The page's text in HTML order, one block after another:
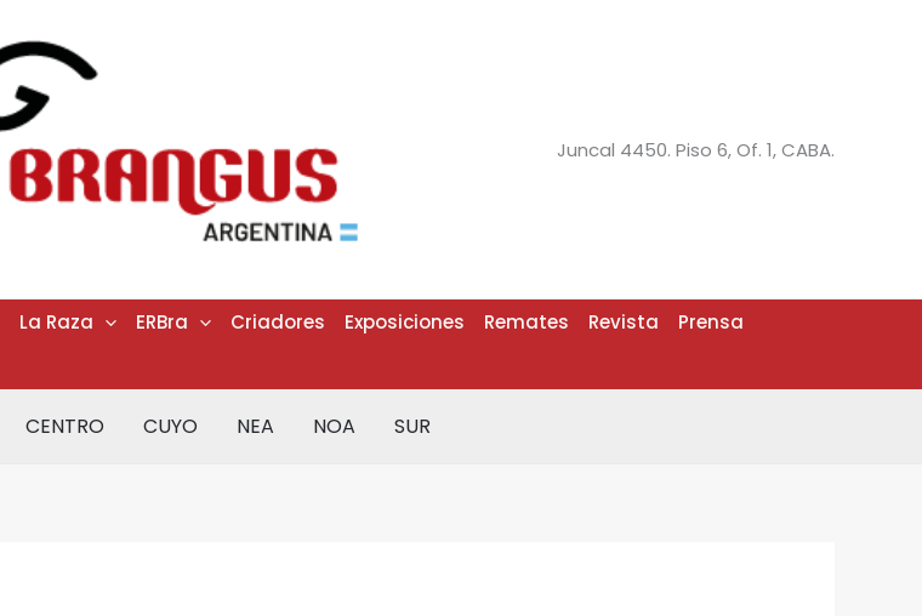
Juncal 4450. Piso 6, Of. 1, CABA.
La Raza ERBra Criadores Exposiciones Remates Revista
Prensa
CENTRO CUYO NEA NOA SUR